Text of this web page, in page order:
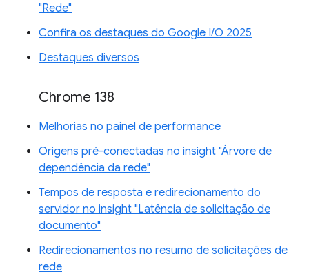
"Rede"
Confira os destaques do Google I/O 2025
Destaques diversos
Chrome 138
Melhorias no painel de performance
Origens pré-conectadas no insight "Árvore de
dependência da rede"
Tempos de resposta e redirecionamento do
servidor no insight "Latência de solicitação de
documento"
Redirecionamentos no resumo de solicitações de
rede